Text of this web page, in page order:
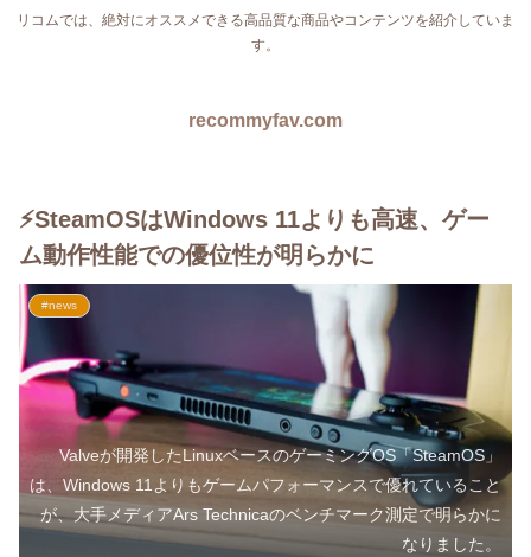
リコムでは、絶対にオススメできる高品質な商品やコンテンツを紹介していま
す。
recommyfav.com
⚡SteamOSはWindows 11よりも高速、ゲー
ム動作性能での優位性が明らかに
#news
Valveが開発したLinuxベースのゲーミングOS「SteamOS」
は、Windows 11よりもゲームパフォーマンスで優れていること
が、大手メディアArs Technicaのベンチマーク測定で明らかに
なりました。